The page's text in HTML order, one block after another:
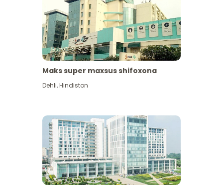
Maks super maxsus shifoxona
Dehli,Hindiston